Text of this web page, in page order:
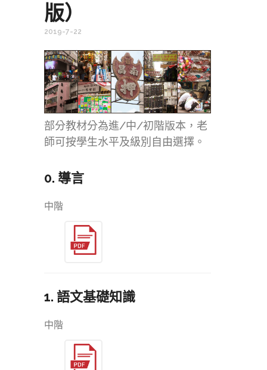
版）
2019-7-22
部分教材分為進/中/初階版本，老
師可按學生水平及級別自由選擇。
0. 導言
中階
1. 語文基礎知識
中階